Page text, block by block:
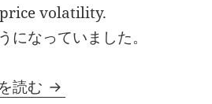
volatility.
になっていました。
読む IPOは－